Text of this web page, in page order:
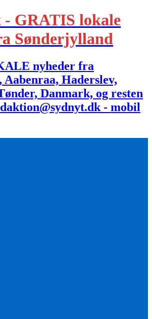
- GRATIS lokale
Sønderjylland
nyheder fra
Aabenraa, Haderslev,
Danmark, og resten
- mobil